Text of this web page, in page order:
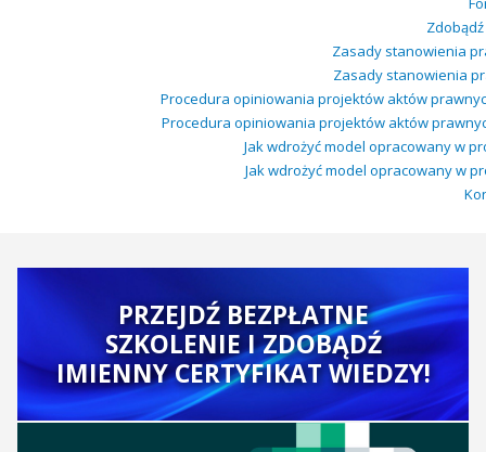
Zasady stanowienia
Zasady stanowienia
Procedura opiniowania projektów aktów
Procedura opiniowania projektów aktów
Jak wdrożyć model opracowany w
Jak wdrożyć model opracowany w
PRZEJDŹ BEZPŁATNE
SZKOLENIE I ZDOBĄDŹ
IMIENNY CERTYFIKAT WIEDZY!